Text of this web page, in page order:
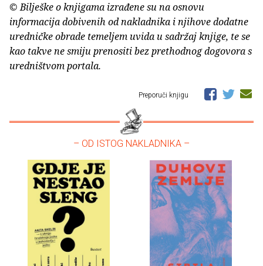
© Bilješke o knjigama izrađene su na osnovu
informacija dobivenih od nakladnika i njihove dodatne
uredničke obrade temeljem uvida u sadržaj knjige, te se
kao takve ne smiju prenositi bez prethodnog dogovora s
uredništvom portala.
Preporuči knjigu
– OD ISTOG NAKLADNIKA –